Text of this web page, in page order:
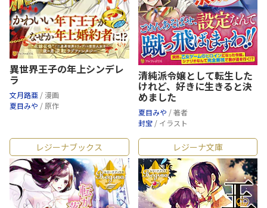
異世界王子の年上シンデレ
ラ
文月路亜 / 漫画
夏目みや / 原作
清純派令嬢として転生した
けれど、好きに生きると決
めました
夏目みや / 著者
封宝 / イラスト
レジーナブックス レジーナ文庫